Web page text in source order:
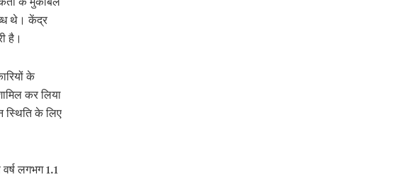
के मुकाबले
थे। केंद्र
है।
के
कर लिया
स्थिति के लिए
लगभग 1.1